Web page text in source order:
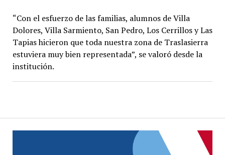
“Con el esfuerzo de las familias, alumnos de Villa
Dolores, Villa Sarmiento, San Pedro, Los Cerrillos y Las
Tapias hicieron que toda nuestra zona de Traslasierra
estuviera muy bien representada”, se valoró desde la
institución.